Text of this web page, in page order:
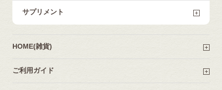
サプリメント
HOME(雑貨)
ご利用ガイド